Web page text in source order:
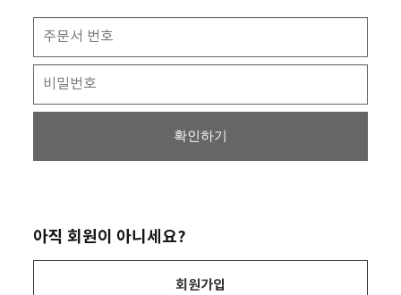
확인하기
아직 회원이 아니세요?
회원가입